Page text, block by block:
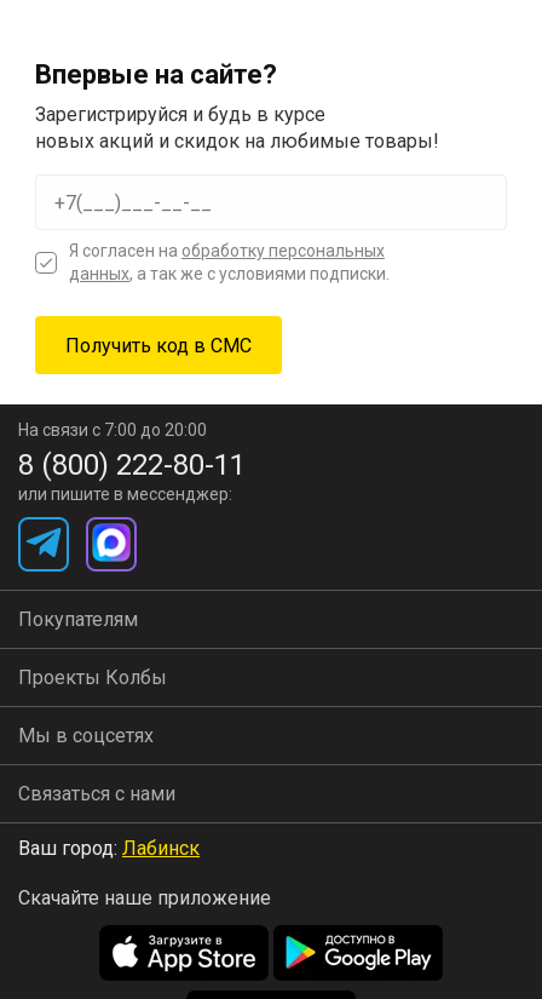
Впервые на сайте?
Зарегистрируйся и будь в курсе
новых акций и скидок на любимые товары!
Я согласен на обработку персональных
данных, а так же с условиями подписки.
На связи с 7:00 до 20:00
8 (800) 222-80-11
или пишите в мессенджер:
Покупателям
Проекты Колбы
Мы в соцсетях
Связаться с нами
Ваш город: Лабинск
Скачайте наше приложение